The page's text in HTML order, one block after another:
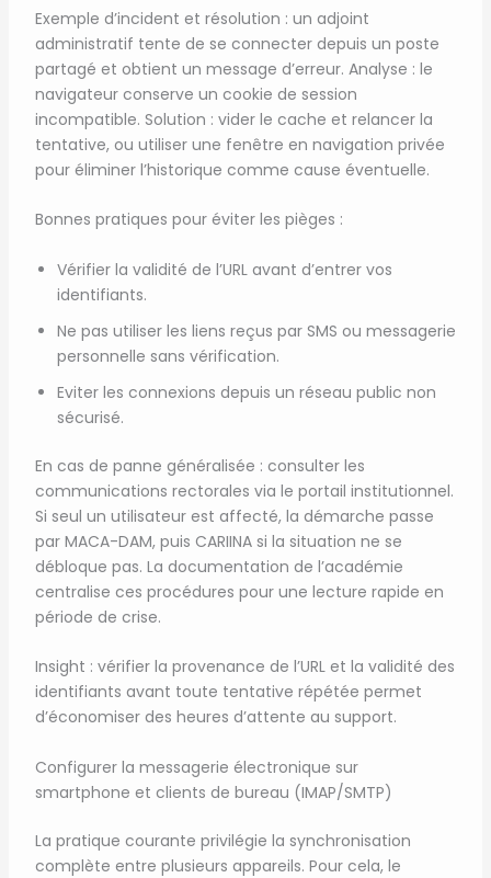
Exemple d’incident et résolution : un adjoint
administratif tente de se connecter depuis un poste
partagé et obtient un message d’erreur. Analyse : le
navigateur conserve un cookie de session
incompatible. Solution : vider le cache et relancer la
tentative, ou utiliser une fenêtre en navigation privée
pour éliminer l’historique comme cause éventuelle.
Bonnes pratiques pour éviter les pièges :
Vérifier la validité de l’URL avant d’entrer vos
identifiants.
Ne pas utiliser les liens reçus par SMS ou messagerie
personnelle sans vérification.
Eviter les connexions depuis un réseau public non
sécurisé.
En cas de panne généralisée : consulter les
communications rectorales via le portail institutionnel.
Si seul un utilisateur est affecté, la démarche passe
par MACA-DAM, puis CARIINA si la situation ne se
débloque pas. La documentation de l’académie
centralise ces procédures pour une lecture rapide en
période de crise.
Insight : vérifier la provenance de l’URL et la validité des
identifiants avant toute tentative répétée permet
d’économiser des heures d’attente au support.
Configurer la messagerie électronique sur
smartphone et clients de bureau (IMAP/SMTP)
La pratique courante privilégie la synchronisation
complète entre plusieurs appareils. Pour cela, le